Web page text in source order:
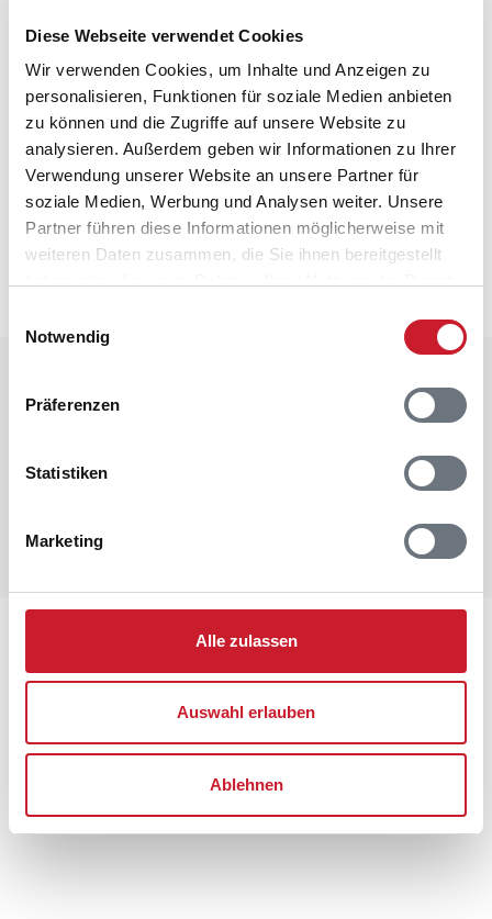
Diese Webseite verwendet Cookies
Wir verwenden Cookies, um Inhalte und Anzeigen zu
personalisieren, Funktionen für soziale Medien anbieten
zu können und die Zugriffe auf unsere Website zu
analysieren. Außerdem geben wir Informationen zu Ihrer
Verwendung unserer Website an unsere Partner für
soziale Medien, Werbung und Analysen weiter. Unsere
Partner führen diese Informationen möglicherweise mit
weiteren Daten zusammen, die Sie ihnen bereitgestellt
Notwendig
Präferenzen
Statistiken
Marketing
Alle zulassen
Auswahl erlauben
Ablehnen
Sonntag
Kinderhochstuhl
Wärmepumpe
Neben- und Verbrauchskosten
Die aktuellen Verbrauchskosten finden Sie im
nächsten Schritt im Buchungsformular.
Grønnevænget 36